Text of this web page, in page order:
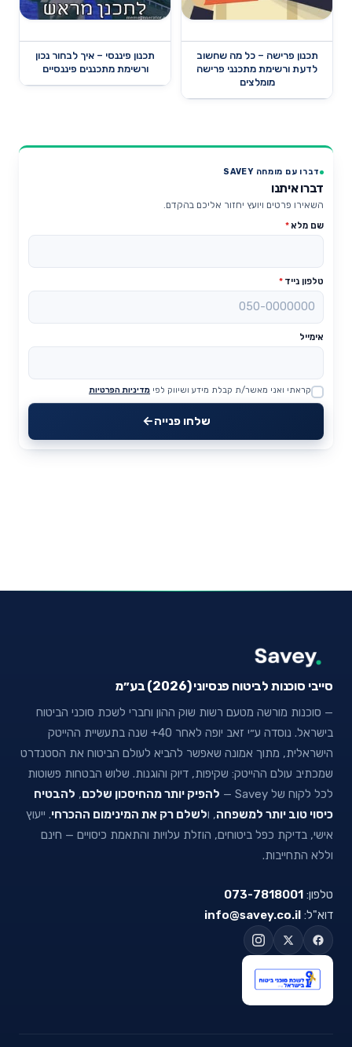
תכנון פרישה – כל מה שחשוב
לדעת ורשימת מתכנני פרישה
מומלצים
תכנון פיננסי – איך לבחור נכון
ורשימת מתכננים פיננסיים
דברו עם מומחה SAVEY
דברו איתנו
השאירו פרטים ויועץ יחזור אליכם בהקדם.
שם מלא*
טלפון נייד *
אימייל
Website
קראתי ואני מאשר/ת קבלת מידע ושיווק לפי מדיניות הפרטיות
שלחו פנייה
סייבי סוכנות לביטוח פנסיוני (2026) בע״מ
— סוכנות מורשה מטעם רשות שוק ההון וחברי לשכת סוכני הביטוח
בישראל. נוסדה ע״י זאב יופה לאחר 40+ שנה בתעשיית ההייטק
הישראלית, מתוך אמונה שאפשר להביא לעולם הביטוח את הסטנדרט
שמכתיב עולם ההייטק: שקיפות, דיוק והוגנות. שלוש הבטחות פשוטות
לכל לקוח של Savey —
להפיק יותר מהחיסכון שלכם, להבטיח
כיסוי טוב יותר למשפחה, ולשלם רק את המינימום ההכרחי. ייעוץ
אישי, בדיקת כפל ביטוחים, הוזלת עלויות והתאמת כיסויים — חינם
וללא התחייבות.
טלפון: 073-7818001
דוא"ל: info@savey.co.il